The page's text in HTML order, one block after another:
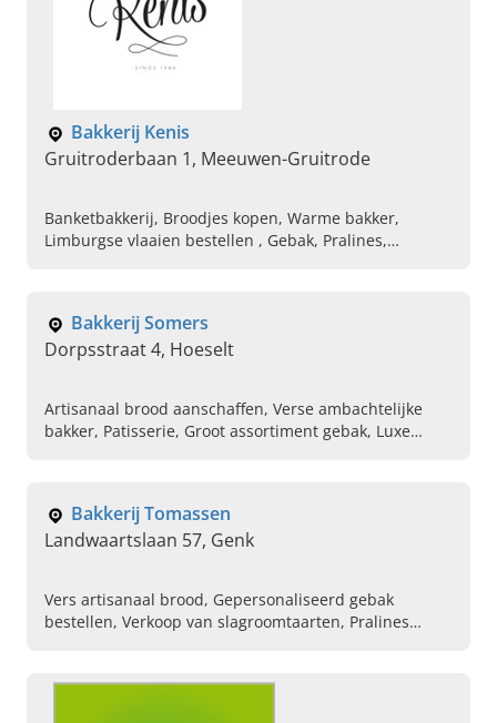
Bakkerij Kenis
Gruitroderbaan 1, Meeuwen-Gruitrode
Banketbakkerij, Broodjes kopen, Warme bakker,
Limburgse vlaaien bestellen , Gebak, Pralines,
Bakkerij Somers
Dorpsstraat 4, Hoeselt
Artisanaal brood aanschaffen, Verse ambachtelijke
bakker, Patisserie, Groot assortiment gebak, Luxe
Bakkerij Tomassen
Landwaartslaan 57, Genk
Vers artisanaal brood, Gepersonaliseerd gebak
bestellen, Verkoop van slagroomtaarten, Pralines